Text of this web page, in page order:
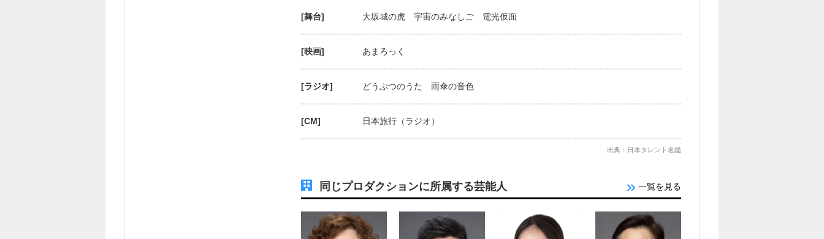
[舞台] 大坂城の虎 宇宙のみなしご 電光仮面
[映画] あまろっく
[ラジオ] どうぶつのうた 雨傘の音色
[CM] 日本旅行（ラジオ）
出典：日本タレント名鑑
同じプロダクションに所属する芸能人 一覧を見る